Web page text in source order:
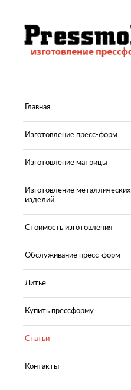
Главная
Изготовление пресс-форм
Изготовление матрицы
Изготовление металлических
изделий
Стоимость изготовления
Обслуживание пресс-форм
Литьё
Купить прессформу
Статьи
Контакты